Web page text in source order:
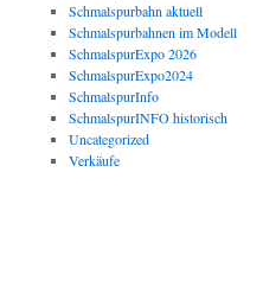
Schmalspurbahn aktuell
Schmalspurbahnen im Modell
SchmalspurExpo 2026
SchmalspurExpo2024
SchmalspurInfo
SchmalspurINFO historisch
Uncategorized
Verkäufe